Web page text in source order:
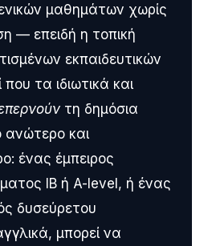
μαθημάτων χωρίς
— επειδή η τοπική
εκπαιδευτικών
που τα ιδιωτικά και
τη δημόσια
ανώτερο και
ένας έμπειρος
IB ή A-level, ή ένας
δυσεύρετου
μπορεί να